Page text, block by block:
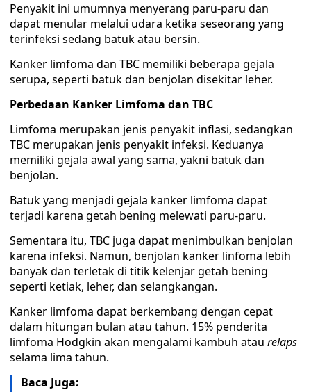
Penyakit ini umumnya menyerang paru-paru dan
dapat menular melalui udara ketika seseorang yang
terinfeksi sedang batuk atau bersin.
Kanker limfoma dan TBC memiliki beberapa gejala
serupa, seperti batuk dan benjolan disekitar leher.
Perbedaan Kanker Limfoma dan TBC
Limfoma merupakan jenis penyakit inflasi, sedangkan
TBC merupakan jenis penyakit infeksi. Keduanya
memiliki gejala awal yang sama, yakni batuk dan
benjolan.
Batuk yang menjadi gejala kanker limfoma dapat
terjadi karena getah bening melewati paru-paru.
Sementara itu, TBC juga dapat menimbulkan benjolan
karena infeksi. Namun, benjolan kanker linfoma lebih
banyak dan terletak di titik kelenjar getah bening
seperti ketiak, leher, dan selangkangan.
Kanker limfoma dapat berkembang dengan cepat
dalam hitungan bulan atau tahun. 15% penderita
limfoma Hodgkin akan mengalami kambuh atau relaps
selama lima tahun.
Baca Juga: